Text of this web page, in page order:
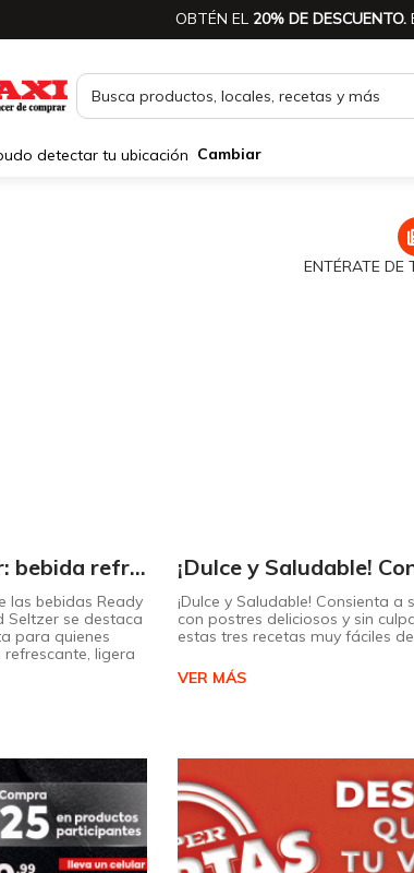
OBTÉN EL 20% DE DESCUENTO.
detectar tu ubicación Cambiar
ENTÉRATE DE
LIT Hard Seltzer: bebida refrescante y ligera para disfrutar de este verano
las bebidas Ready
Seltzer se destaca
para quienes
refrescante, ligera
¡Dulce y Saludable! Consienta a
con postres deliciosos y sin
estas tres recetas muy fáciles
VER MÁS